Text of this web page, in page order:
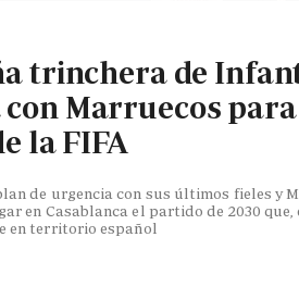
trinchera de
Marruecos
la FIFA
de urgencia con sus últimos fieles y
en Casablanca el partido de 2030
en territorio español